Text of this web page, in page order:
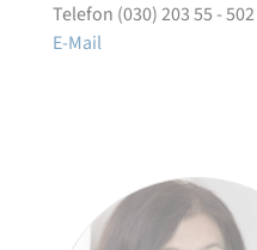
Telefon (030) 203 55 - 502
E-Mail